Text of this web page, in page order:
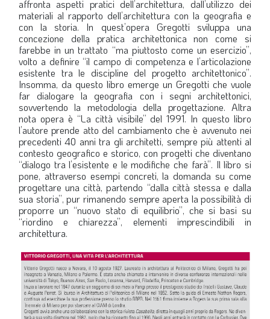
affronta aspetti pratici dell’architettura, dall’utilizzo dei
materiali al rapporto dell’architettura con la geografia e
con la storia. In quest’opera Gregotti sviluppa una
concezione della pratica architettonica non come si
farebbe in un trattato “ma piuttosto come un esercizio”,
volto a definire “il campo di competenza e l’articolazione
esistente tra le discipline del progetto architettonico”.
Insomma, da questo libro emerge un Gregotti che vuole
far dialogare la geografia con i segni architettonici,
sovvertendo la metodologia della progettazione. Altra
nota opera è “La città visibile” del 1991. In questo libro
l’autore prende atto del cambiamento che è avvenuto nei
precedenti 40 anni tra gli architetti, sempre più attenti al
contesto geografico e storico, con progetti che diventano
“dialogo tra l’esistente e le modifiche che farà”. Il libro si
pone, attraverso esempi concreti, la domanda su come
progettare una città, partendo “dalla città stessa e dalla
sua storia”, pur rimanendo sempre aperta la possibilità di
proporre un “nuovo stato di equilibrio”, che si basi su
“riordino e chiarezza”, elementi imprescindibili in
architettura.